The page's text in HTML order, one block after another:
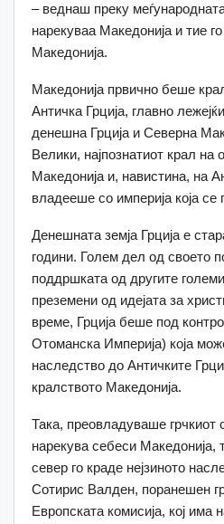
– веднаш преку
нарекуваа Македонија и тие
Македонија.
Македонија првично беше
Античка Грција, главно
денешна Грција и Северна
Велики, најпознатиот крал на
Македонија и, навистина, на
владееше со империја која се
Денешната земја Грција е
години. Голем дел од своето
поддршката од другите
преземени од идејата за
време, Грција беше под
Отоманска Империја) која
наследство до Античките
кралството Македонија.
Така, преовладуваше грчкиот
нарекува себеси Македонија,
север го краде нејзиното
Сотирис Валден, поранешен
Европската комисија, кој има